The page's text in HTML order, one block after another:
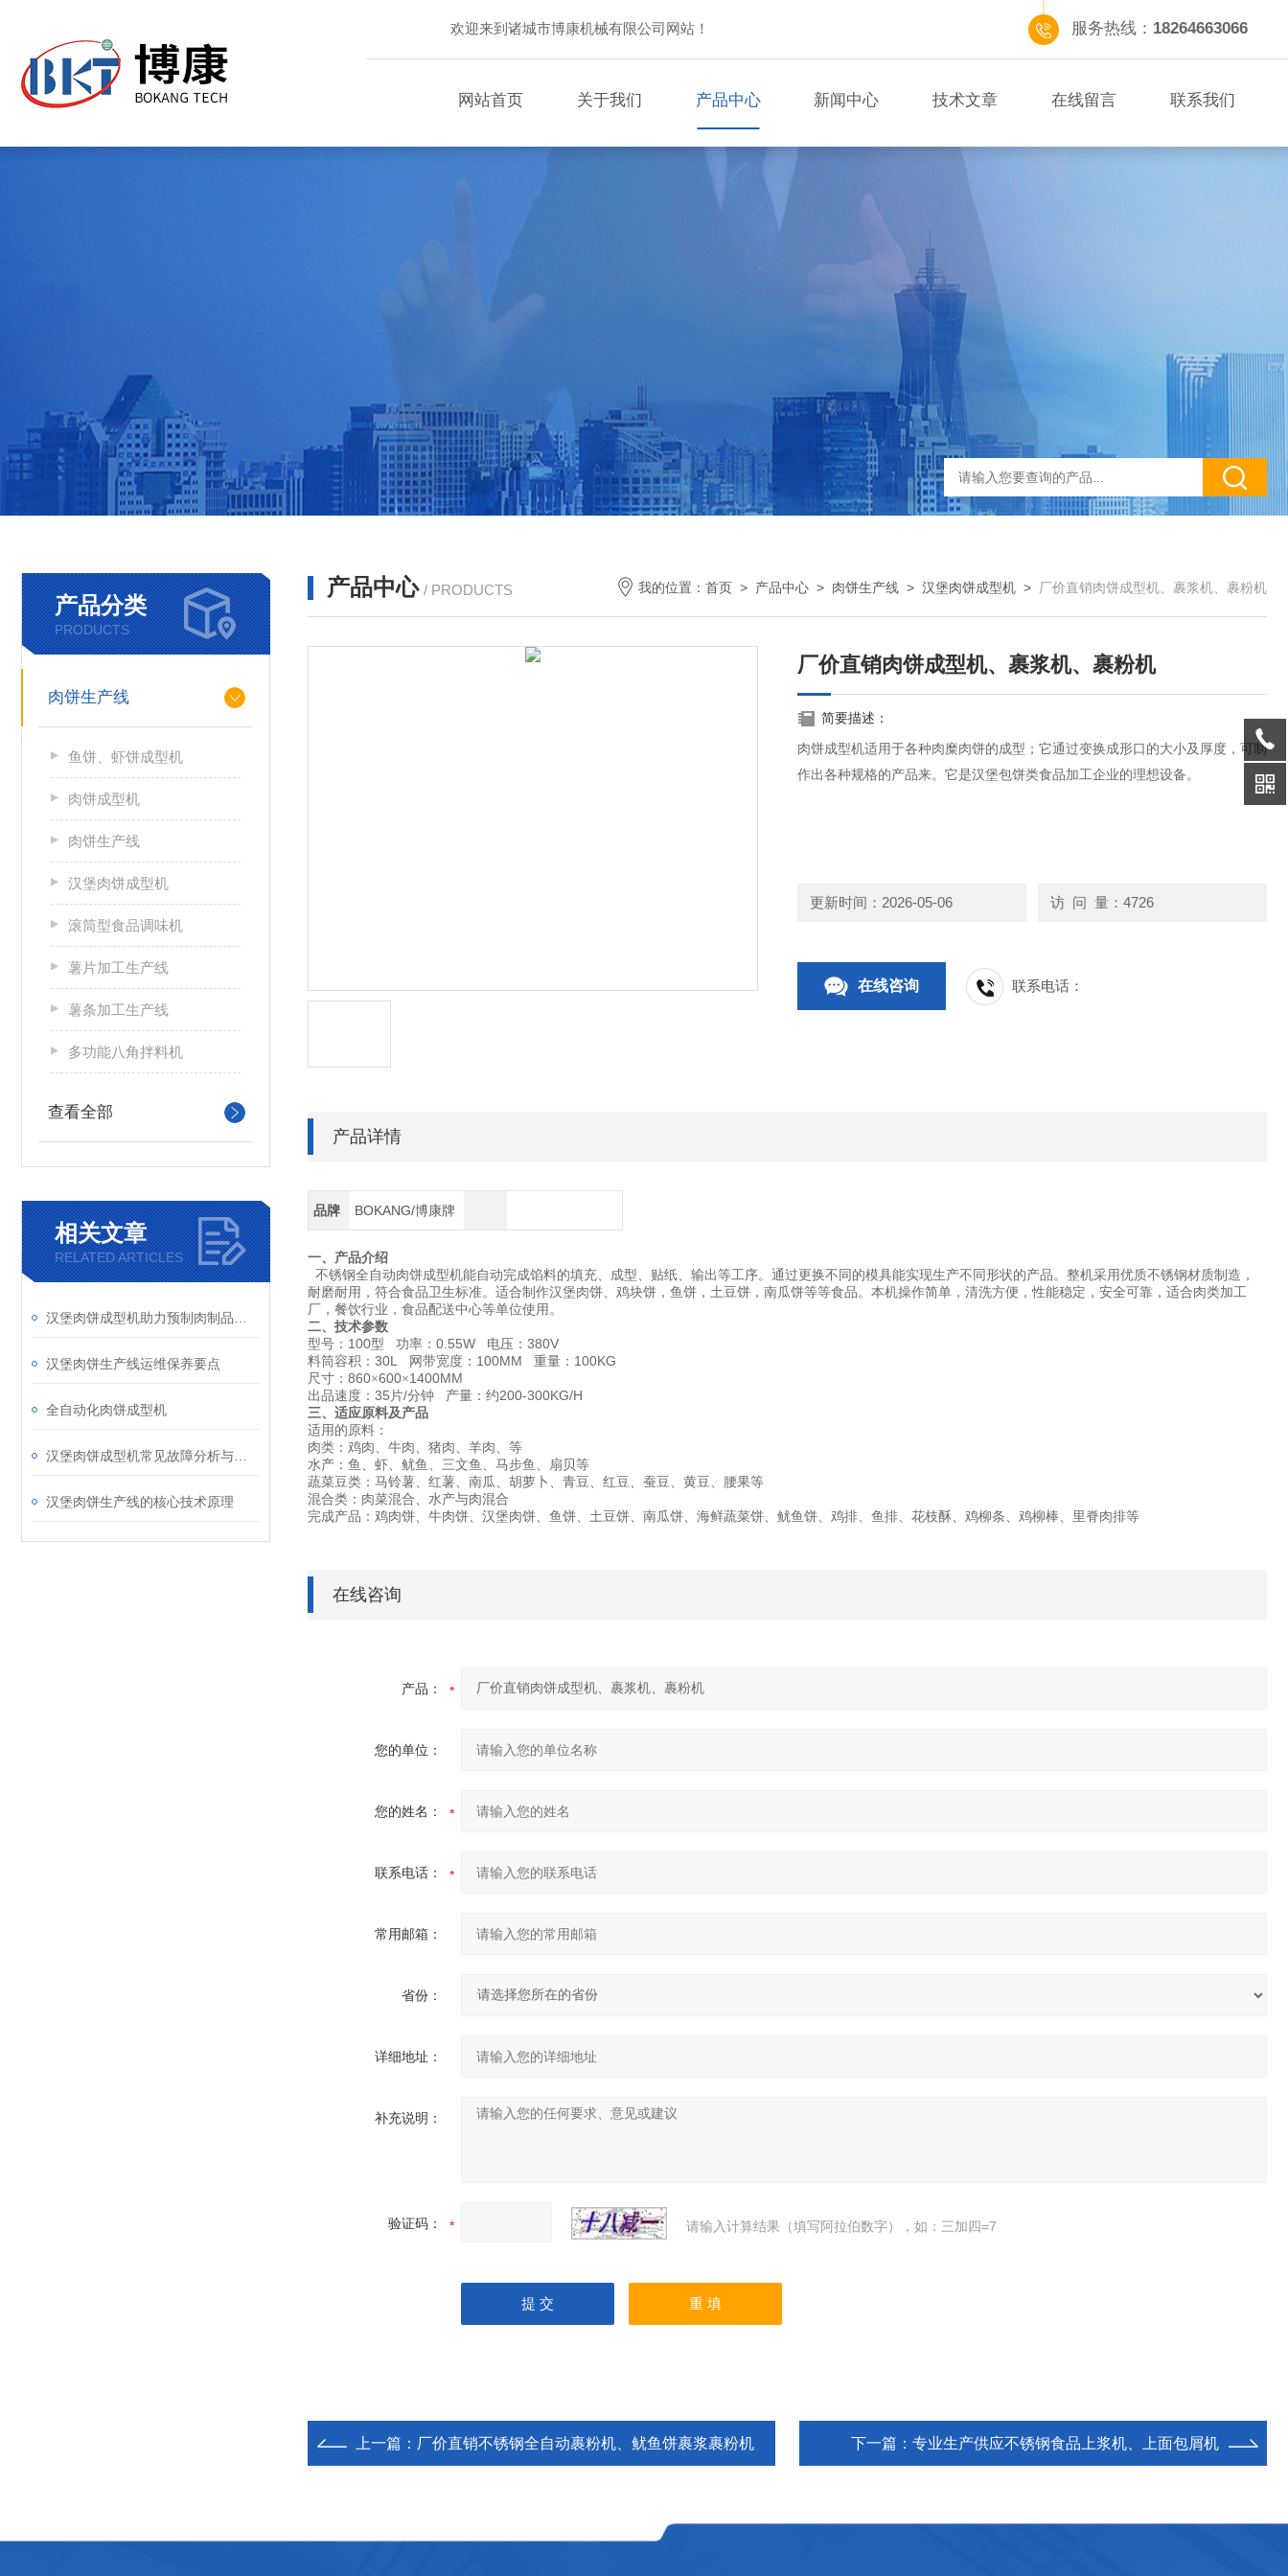
欢迎来到诸城市博康机械有限公司网站！ 服务热线： 18264663066
网站首页 关于我们 产品中心 新闻中心 技术文章 在线留言 联系我们
产品分类
PRODUCTS
肉饼生产线
鱼饼、虾饼成型机
肉饼成型机
肉饼生产线
汉堡肉饼成型机
滚筒型食品调味机
薯片加工生产线
薯条加工生产线
多功能八角拌料机
查看全部
相关文章
RELATED ARTICLES
汉堡肉饼生产线运维保养要点
全自动化肉饼成型机
汉堡肉饼生产线的核心技术原理
产品中心 / PRODUCTS 我的位置： 首页 > 产品中心 > 肉饼生产线 > 汉堡肉饼成型机 > 厂价直销肉饼成型机、裹浆机、裹粉机
厂价直销肉饼成型机、裹浆机、裹粉机
简要描述：
肉饼成型机适用于各种肉糜肉饼的成型；它通过变换成形口的大小及厚度，可制
作出各种规格的产品来。它是汉堡包饼类食品加工企业的理想设备。
更新时间：2026-05-06 访 问 量：4726
在线咨询 联系电话：
产品详情
品牌 BOKANG/博康牌
一、产品介绍
不锈钢全自动肉饼成型机能自动完成馅料的填充、成型、贴纸、输出等工序。通过更换不同的模具能实现生产不同形状的产品。整机采用优质不锈钢材质制造，
耐磨耐用，符合食品卫生标准。适合制作汉堡肉饼、鸡块饼，鱼饼，土豆饼，南瓜饼等等食品。本机操作简单，清洗方便，性能稳定，安全可靠，适合肉类加工
厂，餐饮行业，食品配送中心等单位使用。
二、技术参数
型号： 100型 功率： 0.55W 电压： 380V
料筒容积： 30L 网带宽度： 100MM 重量： 100KG
尺寸： 860×600×1400MM
出品速度： 35 片/分钟 产量：约200-300KG/H
三、适应原料及产品
适用的原料：
肉类：鸡肉、牛肉、猪肉、羊肉、等
水产：鱼、虾、鱿鱼、三文鱼、马步鱼、扇贝等
蔬菜豆类：马铃薯、红薯、南瓜、胡萝卜、青豆、红豆、蚕豆、黄豆、腰果等
混合类：肉菜混合、水产与肉混合
完成产品：鸡肉饼、牛肉饼、汉堡肉饼、鱼饼、土豆饼、南瓜饼、海鲜蔬菜饼、鱿鱼饼、鸡排、鱼排、花枝酥、鸡柳条、鸡柳棒、里脊肉排等
在线咨询
产品：
您的单位：
您的姓名：
联系电话：
常用邮箱：
省份：
详细地址：
补充说明：
验证码： 请输入计算结果（填写阿拉伯数字），如：三加四=7
上一篇： 厂价直销不锈钢全自动裹粉机、鱿鱼饼裹浆裹粉机 下一篇： 专业生产供应不锈钢食品上浆机、上面包屑机